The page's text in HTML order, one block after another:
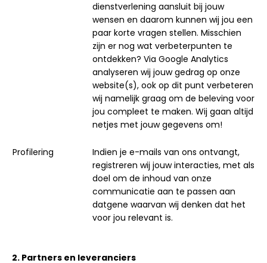
dienstverlening aansluit bij jouw
wensen en daarom kunnen wij jou een
paar korte vragen stellen. Misschien
zijn er nog wat verbeterpunten te
ontdekken? Via Google Analytics
analyseren wij jouw gedrag op onze
website(s), ook op dit punt verbeteren
wij namelijk graag om de beleving voor
jou compleet te maken. Wij gaan altijd
netjes met jouw gegevens om!
Profilering
Indien je e-mails van ons ontvangt,
registreren wij jouw interacties, met als
doel om de inhoud van onze
communicatie aan te passen aan
datgene waarvan wij denken dat het
voor jou relevant is.
2. Partners en leveranciers